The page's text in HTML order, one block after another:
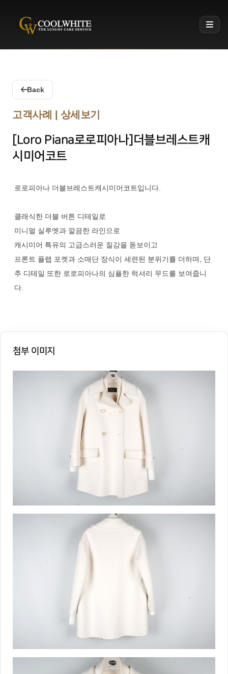
Coolwhite
Back
고객사례 | 상세보기
[Loro Piana로로피아나]더블브레스트캐
시미어코트
로로피아나 더블브레스트캐시미어코트입니다.
클래식한 더블 버튼 디테일로
미니멀 실루엣과 깔끔한 라인으로
캐시미어 특유의 고급스러운 질감을 돋보이고
프론트 플랩 포켓과 소매단 장식이 세련된 분위기를 더하며, 단
추 디테일 또한 로로피아나의 심플한 럭셔리 무드를 보여줍니
다.
첨부 이미지